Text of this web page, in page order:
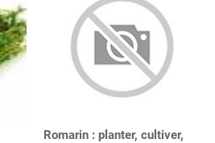
Romarin : planter, cultiver,